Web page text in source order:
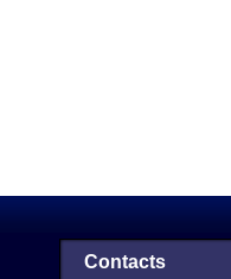
Contacts